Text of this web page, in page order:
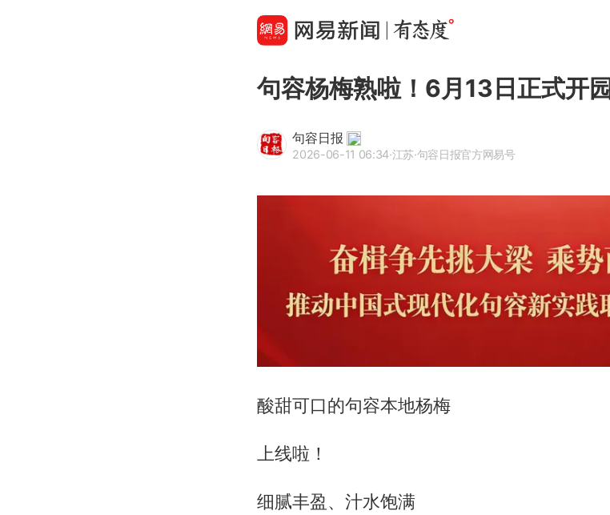
句容杨梅熟啦！6月13日正式开园
句容日报
2026-06-11 06:34·江苏·句容日报官方网易号
酸甜可口的句容本地杨梅
上线啦！
细腻丰盈、汁水饱满